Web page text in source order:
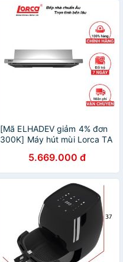
[Mã ELHADEV giảm 4% đơn
300K] Máy hút mùi Lorca TA
hành 3 năm5.669.000 đ